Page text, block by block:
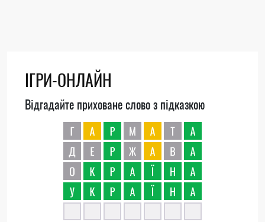
ІГРИ-ОНЛАЙН
Відгадайте приховане слово з підказкою